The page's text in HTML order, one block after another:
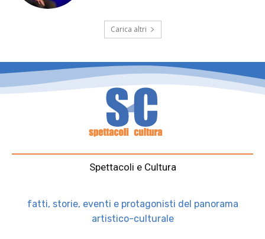
Carica altri
Spettacoli e Cultura
fatti, storie, eventi e protagonisti del panorama
artistico-culturale